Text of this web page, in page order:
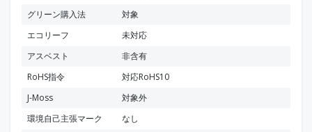
グリーン購入法
対象
エコリーフ
未対応
アスベスト
非含有
RoHS指令
対応RoHS10
J-Moss
対象外
環境自己主張マーク
なし